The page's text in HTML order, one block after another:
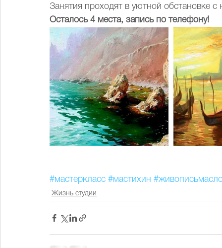
Занятия проходят в уютной обстановке
Осталось 4 места, запись по телефону!
#мастеркласс #мастихин
Жизнь студии